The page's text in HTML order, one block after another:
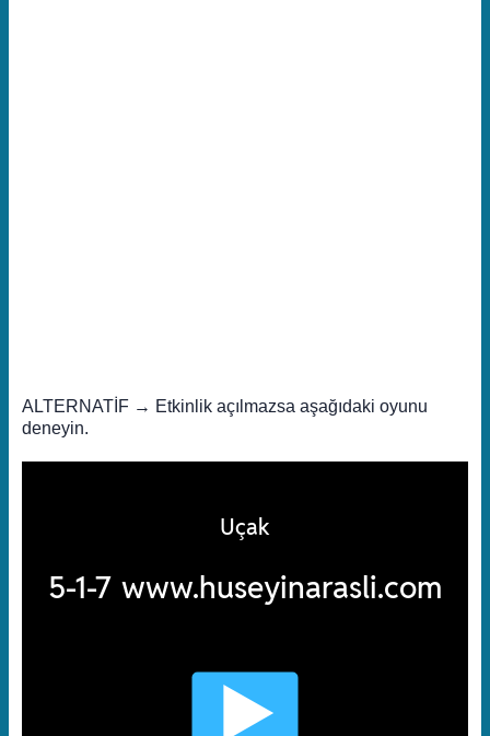
ALTERNATİF → Etkinlik açılmazsa aşağıdaki oyunu
deneyin.